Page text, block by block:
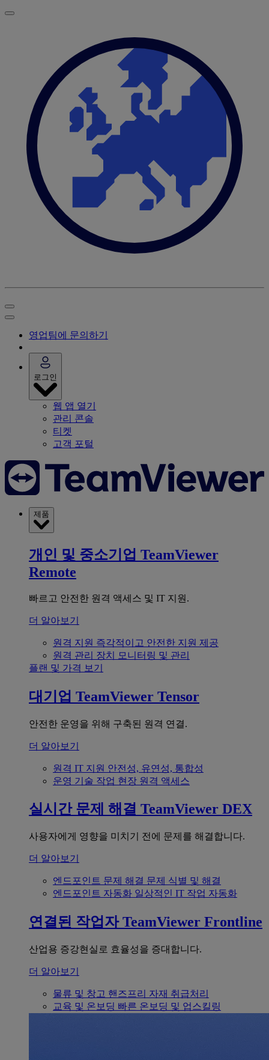
영업팀에 문의하기
로그인
웹 앱 열기
관리 콘솔
티켓
고객 포털
제품
개인 및 중소기업 TeamViewer
Remote
빠르고 안전한 원격 액세스 및 IT 지원.
더 알아보기
원격 지원 즉각적이고 안전한 지원 제공
원격 관리 장치 모니터링 및 관리
플랜 및 가격 보기
대기업 TeamViewer Tensor
안전한 운영을 위해 구축된 원격 연결.
더 알아보기
원격 IT 지원 안전성, 유연성, 통합성
운영 기술 작업 현장 원격 액세스
실시간 문제 해결 TeamViewer DEX
사용자에게 영향을 미치기 전에 문제를 해결합니다.
더 알아보기
엔드포인트 문제 해결 문제 식별 및 해결
엔드포인트 자동화 일상적인 IT 작업 자동화
연결된 작업자 TeamViewer Frontline
산업용 증강현실로 효율성을 증대합니다.
더 알아보기
물류 및 창고 핸즈프리 자재 취급처리
교육 및 온보딩 빠른 온보딩 및 업스킬링